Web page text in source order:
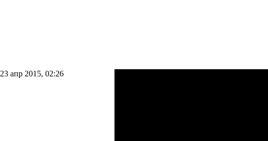
23 апр 2015, 02:26